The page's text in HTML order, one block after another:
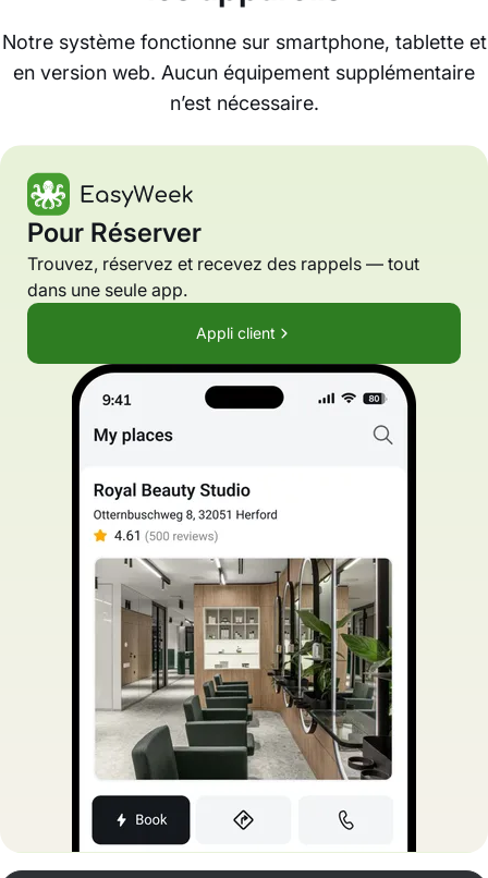
Notre système fonctionne sur smartphone, tablette et
en version web. Aucun équipement supplémentaire
n’est nécessaire.
Pour Réserver
Trouvez, réservez et recevez des rappels — tout
dans une seule app.
Appli client